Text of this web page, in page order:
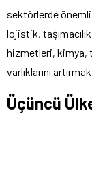
sektörlerde
lojistik,
hizmetleri, kimya,
varlıklarını
Üçüncü